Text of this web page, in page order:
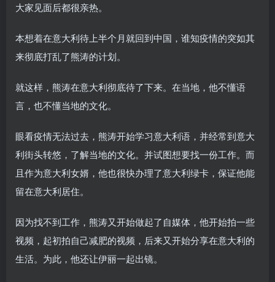
大家见面后都很亲热。
本想着在意大利待上半个月就回到中国，谁知疫情的突如其
来彻底打乱了熊涛的计划。
就这样，熊涛在意大利彻底待了下来。在当地，他不懂语
言，也不懂当地的文化。
眼看疫情无法过去，熊涛开始学习意大利语，并经常到意大
利街头转悠，了解当地的文化。并试图想要找一份工作。而
且作为意大利女婿，他也很快办理了意大利绿卡，保证他能
留在意大利居住。
因为找不到工作，熊涛又开始做起了自媒体，他开始拍一些
视频，起初拍自己减肥的视频，后来又开始分享在意大利的
生活。为此，他还让伊丽一起出镜。